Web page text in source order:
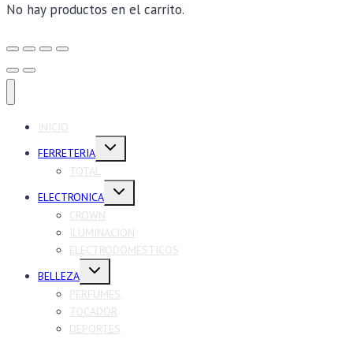
No hay productos en el carrito.
INICIO
FERRETERIA
Alternar
menú
TOTAL
ELECTRONICA
Alternar
menú
CROWN
ILUMINACION
ELECTRODOMESTICOS
BELLEZA
Alternar
menú
hijo
PERFUMES
TOCADOR
DEPORTES